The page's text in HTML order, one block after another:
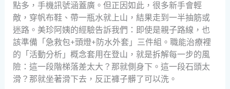
點多，手機訊號涵蓋廣。但正因如此，很多新手會輕
敵，穿帆布鞋、帶一瓶水就上山，結果走到一半抽筋或
迷路。美珍阿姨的經驗告訴我們：即使是親子路線，也
該準備「急救包+頭燈+防水外套」三件組。職能治療裡
的「活動分析」概念套用在登山，就是拆解每一步的風
險：這一段階梯落差太大？那就側身下。這一段石頭太
滑？那就坐著滑下去，反正褲子髒了可以洗。